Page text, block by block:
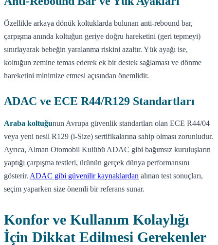
Özellikle arkaya dönük koltuklarda bulunan anti-rebound bar,
çarpışma anında koltuğun geriye doğru hareketini (geri tepmeyi)
sınırlayarak bebeğin yaralanma riskini azaltır. Yük ayağı ise,
koltuğun zemine temas ederek ek bir destek sağlaması ve dönme
hareketini minimize etmesi açısından önemlidir.
ADAC ve ECE R44/R129 Standartları
Araba koltuğunun Avrupa güvenlik standartları olan ECE R44/04
veya yeni nesil R129 (i-Size) sertifikalarına sahip olması zorunludur.
Ayrıca, Alman Otomobil Kulübü ADAC gibi bağımsız kuruluşların
yaptığı çarpışma testleri, ürünün gerçek dünya performansını
gösterir. ADAC gibi güvenilir kaynaklardan alınan test sonuçları,
seçim yaparken size önemli bir referans sunar.
Konfor ve Kullanım Kolaylığı
İçin Dikkat Edilmesi Gerekenler